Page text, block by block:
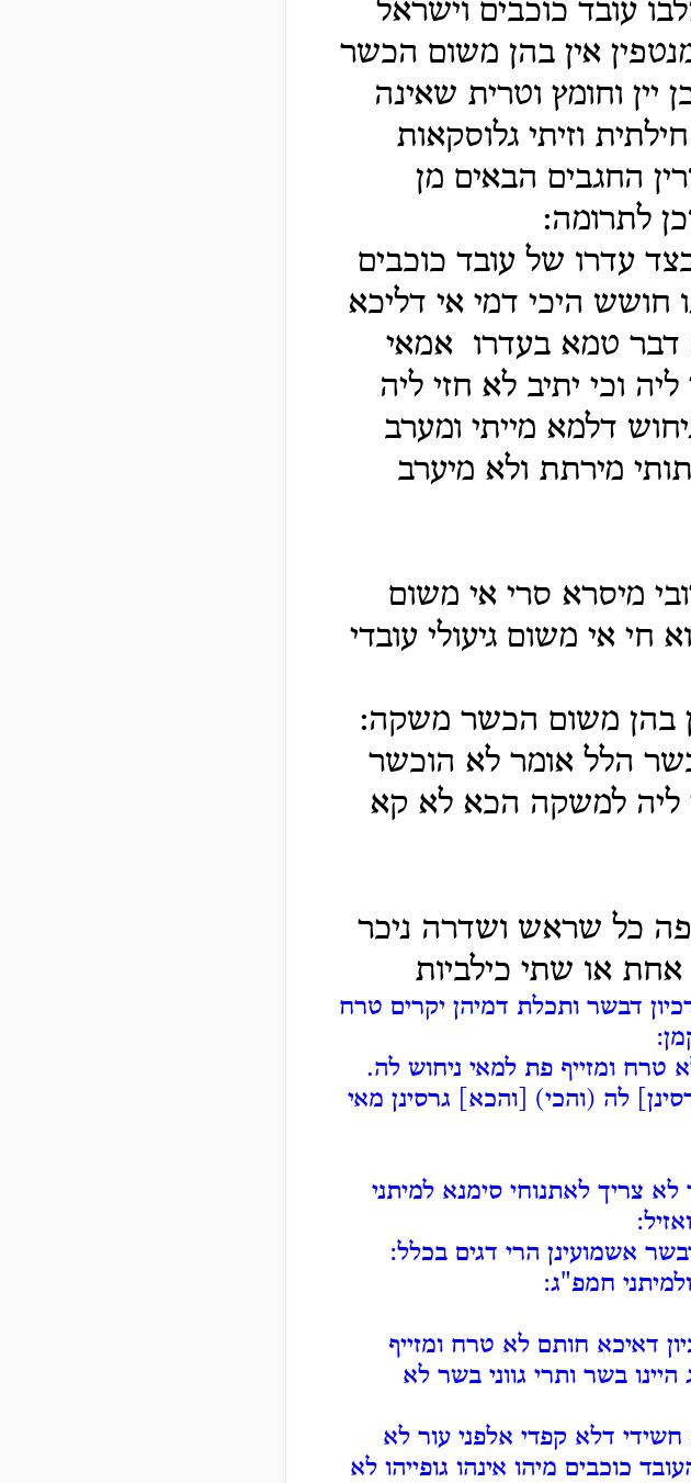
עובד כוכבים וישראל
אין בהן משום הכשר
וחומץ וטרית שאינה
וזיתי גלוסקאות
החגבים הבאים מן
לתרומה:
עדרו של עובד כוכבים
חושש היכי דמי אי דליכא
דבר טמא בעדרו אמאי
וכי יתיב לא חזי ליה
דלמא מייתי ומערב
מירתת ולא מיערב
מיסרא סרי אי משום
חי אי משום גיעולי עובדי
בהן משום הכשר משקה:
הלל אומר לא הוכשר
ליה למשקה הכא לא קא
כל שראש ושדרה ניכר
או שתי כילביות
דבשר ותכלת דמיהן יקרים טרח
טרח ומזייף פת למאי ניחוש לה.
לה (והכי) [והכא] גרסינן מאי
צריך לאתנוחי סימנא למיתני
אשמועינן הרי דגים בכלל:
חמפ"ג:
דאיכא חותם לא טרח ומזייף
בשר ותרי גווני בשר לא
חשידי דלא קפדי אלפני עור לא
כוכבים מיהו אינהו גופייהו לא